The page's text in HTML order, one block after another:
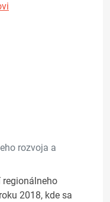
rozvoja a
2018, kde sa